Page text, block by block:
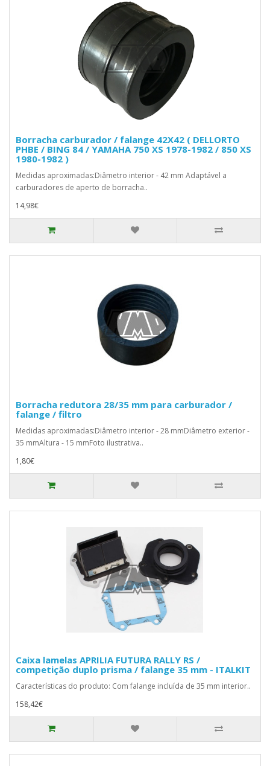
Borracha carburador / falange 42X42 ( DELLORTO
PHBE / BING 84 / YAMAHA 750 XS 1978-1982 / 850 XS
1980-1982 )
Medidas aproximadas:Diâmetro interior - 42 mm Adaptável a
carburadores de aperto de borracha..
14,98€
Borracha redutora 28/35 mm para carburador /
falange / filtro
Medidas aproximadas:Diâmetro interior - 28 mmDiâmetro exterior -
35 mmAltura - 15 mmFoto ilustrativa..
1,80€
Caixa lamelas APRILIA FUTURA RALLY RS /
competição duplo prisma / falange 35 mm - ITALKIT
Características do produto: Com falange incluída de 35 mm interior..
158,42€